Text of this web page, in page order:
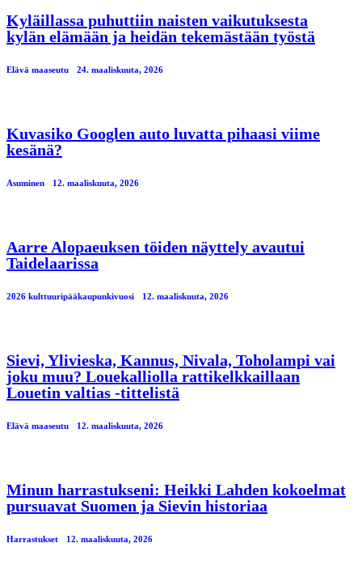
Kyläillassa puhuttiin naisten vaikutuksesta
kylän elämään ja heidän tekemästään työstä
Elävä maaseutu 24. maaliskuuta, 2026
Kuvasiko Googlen auto luvatta pihaasi viime
kesänä?
Asuminen 12. maaliskuuta, 2026
Aarre Alopaeuksen töiden näyttely avautui
Taidelaarissa
2026 kulttuuripääkaupunkivuosi 12. maaliskuuta, 2026
Sievi, Ylivieska, Kannus, Nivala, Toholampi vai
joku muu? Louekalliolla rattikelkkaillaan
Louetin valtias -tittelistä
Elävä maaseutu 12. maaliskuuta, 2026
Minun harrastukseni: Heikki Lahden kokoelmat
pursuavat Suomen ja Sievin historiaa
Harrastukset 12. maaliskuuta, 2026